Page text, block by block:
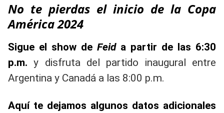
No te pierdas el inicio de la Copa
América 2024
Sigue el show de Feida partir de las 6:30
p.m.y disfruta del partido inaugural entre
Argentina y Canadá a las 8:00 p.m.
Aquí te dejamos algunos datos adicionales